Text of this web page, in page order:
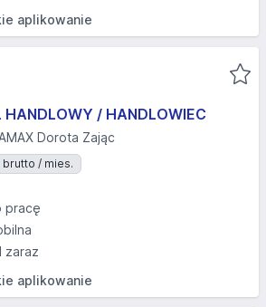
aplikowanie
HANDLOWY / HANDLOWIEC
Dorota Zając
brutto / mies.
pracę
zaraz
aplikowanie